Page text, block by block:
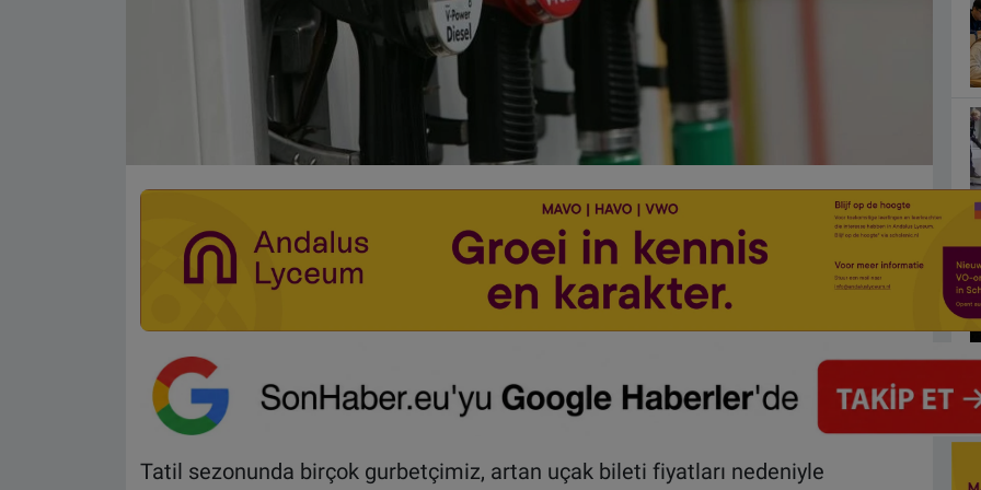
Tatil sezonunda birçok gurbetçimiz, artan uçak bileti fiyatları nedeniyle